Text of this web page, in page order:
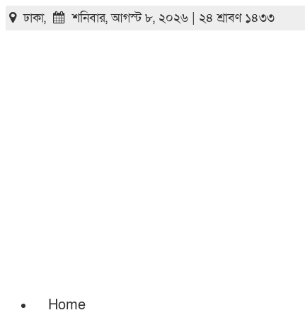
ঢাকা, শনিবার, আগস্ট ৮, ২০২৬ | ২৪ শ্রাবণ ১৪৩৩
Home